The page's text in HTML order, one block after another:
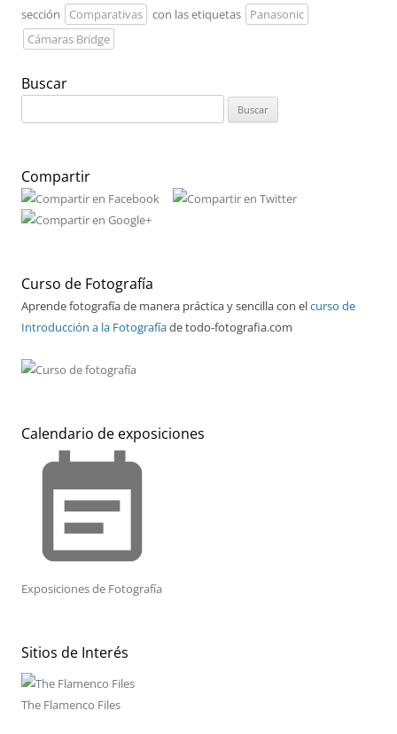
sección
Comparativas con las etiquetas
Panasonic
Cámaras Bridge
Buscar
Compartir
Curso de Fotografía
Aprende fotografía de manera práctica y sencilla con elcurso de
Introducción a la Fotografíade todo-fotografia.com
Calendario de exposiciones
event_note
Exposiciones de Fotografía
Sitios de Interés
The Flamenco Files